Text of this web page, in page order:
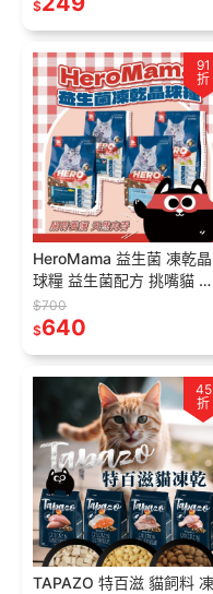
$
91
折
HeroMama 益生菌 凍乾晶
球糧 益生菌配方 挑嘴貓 成
貓飼料 全齡貓飼料
$700
$640
45
折
TAPAZO 特百滋 貓飼料 凍